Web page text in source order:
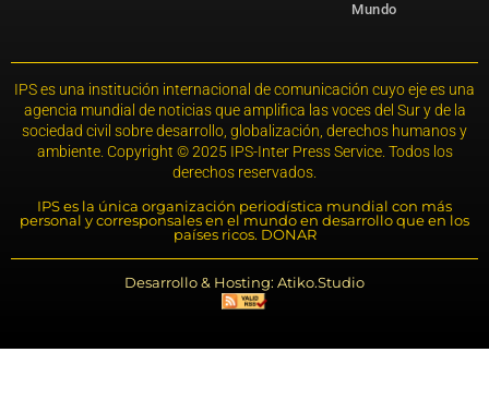
Mundo
IPS es una institución internacional de comunicación cuyo eje es una
agencia mundial de noticias que amplifica las voces del Sur y de la
sociedad civil sobre desarrollo, globalización, derechos humanos y
ambiente. Copyright © 2025 IPS-Inter Press Service. Todos los
derechos reservados.
IPS es la única organización periodística mundial con más
personal y corresponsales en el mundo en desarrollo que en los
países ricos. DONAR
Desarrollo & Hosting: Atiko.Studio